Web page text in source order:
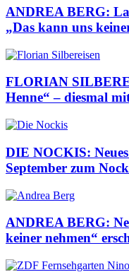
ANDREA BERG:
„Das kann uns
FLORIAN
Henne“ – diesmal
DIE NOCKIS:
September zum
ANDREA BERG:
keiner nehmen“